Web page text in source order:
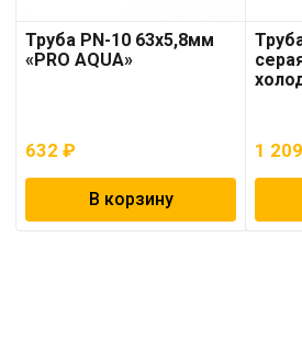
Труба PN-10 63х5,8мм
«PRO AQUA»
632 ₽
В корзину
1